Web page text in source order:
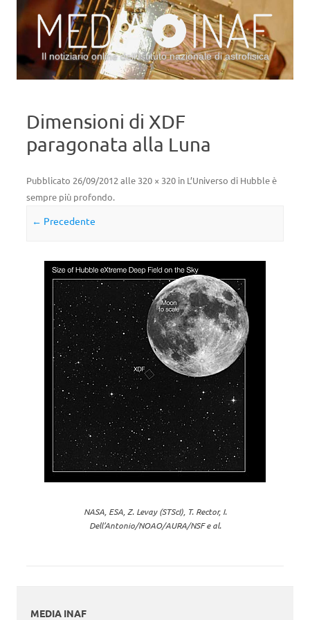
Il notiziario online dell’Istituto nazionale di astrofisica
Dimensioni di XDF
paragonata alla Luna
Pubblicato 26/09/2012 alle 320 × 320 in L’Universo di Hubble è
sempre più profondo.
← Precedente
NASA, ESA, Z. Levay (STScI), T. Rector, I.
Dell’Antonio/NOAO/AURA/NSF e al.
MEDIA INAF